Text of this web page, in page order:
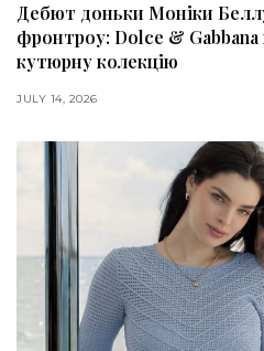
Дебют доньки Моніки
фронтроу: Dolce & Gabbana
кутюрну колекцію
JULY 14, 2026